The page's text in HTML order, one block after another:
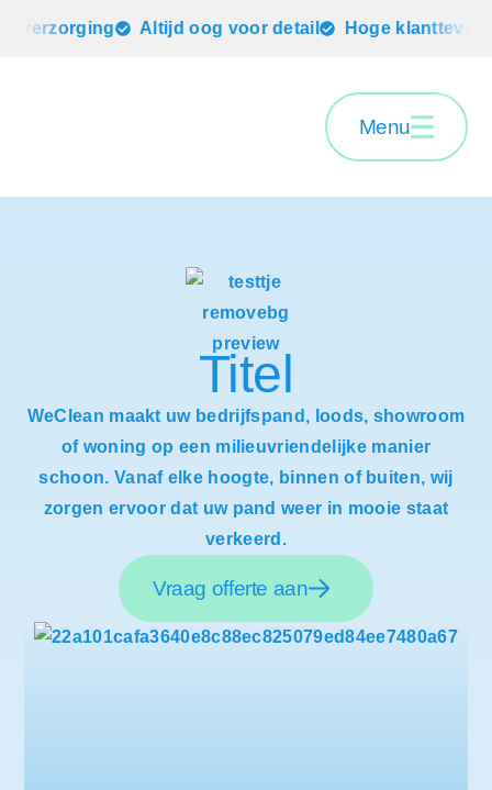
verzorging Altijd oog voor detail Hoge
Menu
Titel
WeClean maakt uw bedrijfspand, loods, showroom
of woning op een milieuvriendelijke manier
schoon. Vanaf elke hoogte, binnen of buiten, wij
zorgen ervoor dat uw pand weer in mooie staat
verkeerd.
Vraag offerte aan